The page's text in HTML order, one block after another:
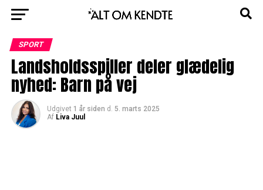
SPORT
Landsholdsspiller deler glædelig
nyhed: Barn på vej
Udgivet 1 år siden d. 5. marts 2025
Af Liva Juul